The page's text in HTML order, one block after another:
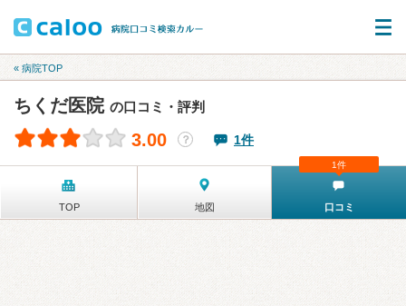
« 病院TOP
ちくだ医院 の口コミ・評判
3.00 ？ 1件
TOP 地図 口コミ
1件